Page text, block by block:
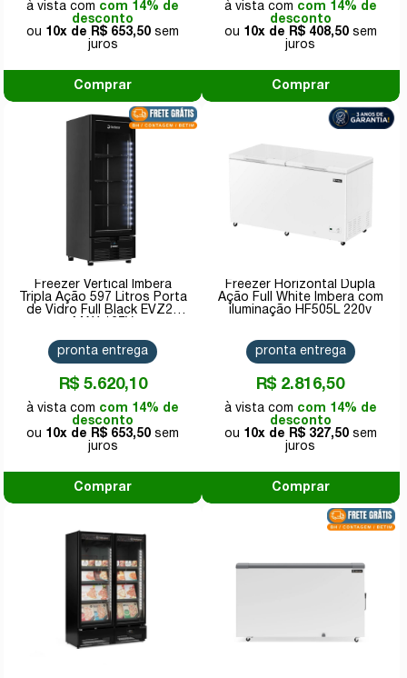
com 14% de
desconto
10x de
R$ 653,50
Comprar
com 14% de
desconto
10x de
R$ 408,50
Comprar
Freezer Vertical Imbera
Tripla Ação 597 Litros Porta
de Vidro Full Black EVZ21
R$ 5.620,10
com 14% de
desconto
10x de
R$ 653,50
pronta entrega
Comprar
Freezer Horizontal Dupla
Ação Full White Imbera com
iluminação HF505L 220v
R$ 2.816,50
com 14% de
desconto
10x de
R$ 327,50
pronta entrega
Comprar